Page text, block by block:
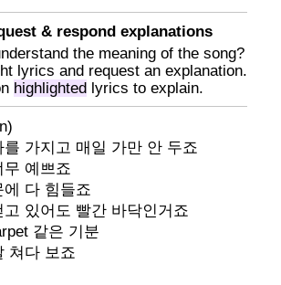
& respond explanations
the meaning of the song?
lyrics and request an explanation.
highlighted lyrics to explain.
를 가지고 매일 가만 안 두죠
무 예쁘죠
에 다 힘들죠
고 있어도 빨간 바닥인거죠
같은 기분
쳐다 보죠